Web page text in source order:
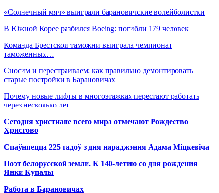
«Солнечный мяч» выиграли барановичские волейболистки
В Южной Корее разбился Boeing: погибли 179 человек
Команда Брестской таможни выиграла чемпионат
таможенных…
Сносим и перестраиваем: как правильно демонтировать
старые постройки в Барановичах
Почему новые лифты в многоэтажках перестают работать
через несколько лет
Сегодня христиане всего мира отмечают Рождество
Христово
Спаўняецца 225 гадоў з дня нараджэння Адама Міцкевіча
Поэт белорусской земли. К 140-летию со дня рождения
Янки Купалы
Работа в Барановичах